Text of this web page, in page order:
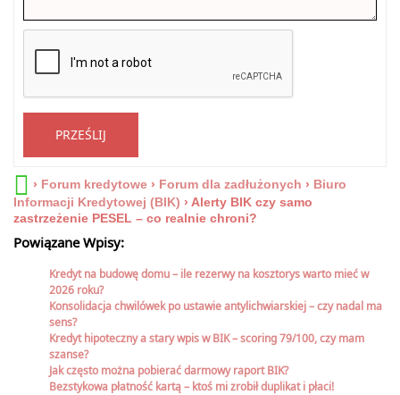
PRZEŚLIJ
› Forum kredytowe › Forum dla zadłużonych › Biuro
Informacji Kredytowej (BIK) › Alerty BIK czy samo
zastrzeżenie PESEL – co realnie chroni?
Powiązane Wpisy:
Kredyt na budowę domu – ile rezerwy na kosztorys warto mieć w
2026 roku?
Konsolidacja chwilówek po ustawie antylichwiarskiej – czy nadal ma
sens?
Kredyt hipoteczny a stary wpis w BIK – scoring 79/100, czy mam
szanse?
Jak często można pobierać darmowy raport BIK?
Bezstykowa płatność kartą – ktoś mi zrobił duplikat i płaci!